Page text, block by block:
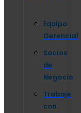
Equipo
Gerencial
Socios
de
Negocio
Trabaje
con